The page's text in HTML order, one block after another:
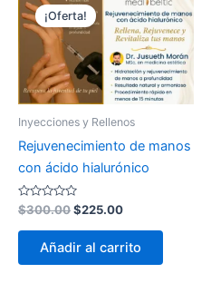
¡Oferta!
Inyecciones y Rellenos
Rejuvenecimiento de manos
con ácido hialurónico
Valorado
con
0
$300.00
precio
original
$300.00.
$225.00
precio
actual
es:
$225.00.
Añadir al carrito